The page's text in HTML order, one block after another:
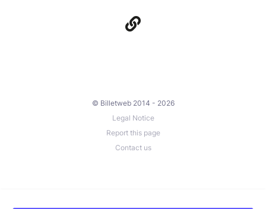
© Billetweb 2014 - 2026
Legal Notice
Report this page
Contact us